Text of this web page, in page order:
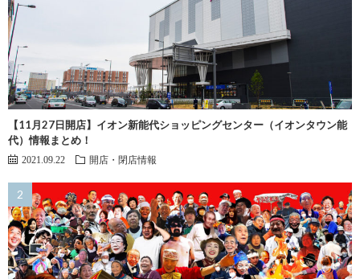
【11月27日開店】イオン新能代ショッピングセンター（イオンタウン能
代）情報まとめ！
2021.09.22 開店・閉店情報